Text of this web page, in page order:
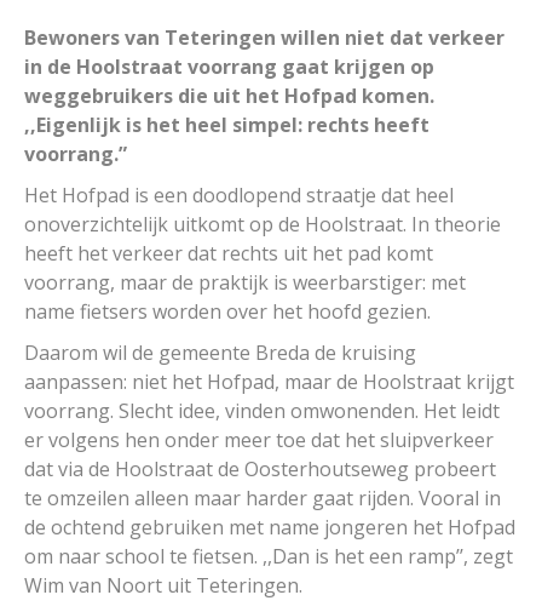
Bewoners van Teteringen willen niet dat verkeer
in de Hoolstraat voorrang gaat krijgen op
weggebruikers die uit het Hofpad komen.
,,Eigenlijk is het heel simpel: rechts heeft
voorrang.”
Het Hofpad is een doodlopend straatje dat heel
onoverzichtelijk uitkomt op de Hoolstraat. In theorie
heeft het verkeer dat rechts uit het pad komt
voorrang, maar de praktijk is weerbarstiger: met
name fietsers worden over het hoofd gezien.
Daarom wil de gemeente Breda de kruising
aanpassen: niet het Hofpad, maar de Hoolstraat krijgt
voorrang. Slecht idee, vinden omwonenden. Het leidt
er volgens hen onder meer toe dat het sluipverkeer
dat via de Hoolstraat de Oosterhoutseweg probeert
te omzeilen alleen maar harder gaat rijden. Vooral in
de ochtend gebruiken met name jongeren het Hofpad
om naar school te fietsen. ,,Dan is het een ramp’’, zegt
Wim van Noort uit Teteringen.